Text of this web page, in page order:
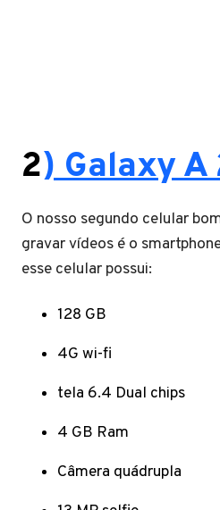
2) Galaxy A
O nosso segundo celular
gravar vídeos é o
esse celular possui:
128 GB
4G wi-fi
tela 6.4 Dual chips
4 GB Ram
Câmera quádrupla